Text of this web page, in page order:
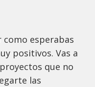
esperabas
positivos. Vas a
que no
las